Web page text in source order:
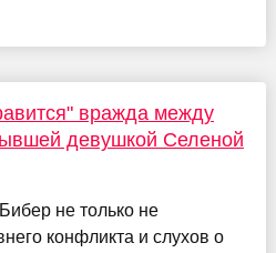
вражда между
девушкой Селеной
не только не
конфликта и слухов о